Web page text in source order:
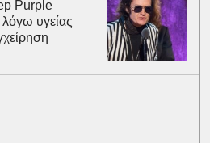
Purple
λόγω υγείας